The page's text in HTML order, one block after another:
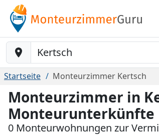
Baustelle-Location
Startseite Monteurzimmer Kertsch
Monteurzimmer in
Monteurunterkünfte
0 Monteurwohnungen zur